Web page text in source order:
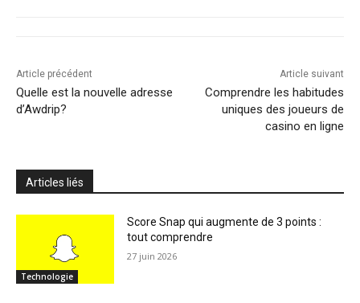
Article précédent
Quelle est la nouvelle adresse
d’Awdrip?
Article suivant
Comprendre les habitudes
uniques des joueurs de
casino en ligne
Articles liés
Technologie
Score Snap qui augmente de 3 points :
tout comprendre
27 juin 2026